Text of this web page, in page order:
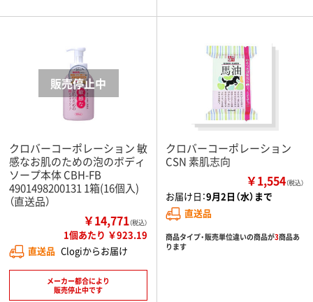
クロバーコーポレーション 敏
感なお肌のための泡のボディ
ソープ本体 CBH-FB
4901498200131 1箱(16個入)
（直送品）
￥14,771（税込）
1個あたり ￥923.19
直送品 Clogiからお届け
メーカー都合により
販売停止中です
クロバーコーポレーション
CSN 素肌志向
￥1,554（税込）
お届け日：9月2日（水）まで
直送品
商品タイプ・販売単位違いの商品が3商品あ
ります